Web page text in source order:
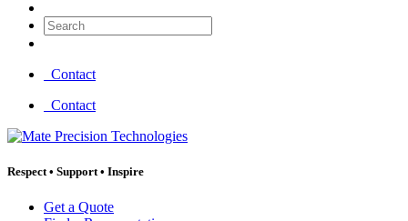
Search:
Contact
Contact
Respect • Support • Inspire
Get a Quote